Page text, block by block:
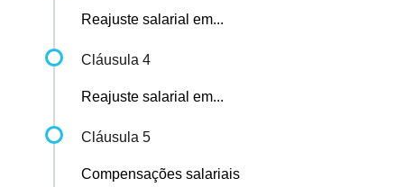
Reajuste salarial em...
Cláusula 4
Reajuste salarial em...
Cláusula 5
Compensações salariais